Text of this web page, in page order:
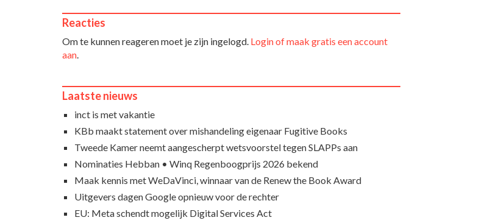
Reacties
Om te kunnen reageren moet je zijn ingelogd. Login of maak gratis een account
aan.
Laatste nieuws
inct is met vakantie
KBb maakt statement over mishandeling eigenaar Fugitive Books
Tweede Kamer neemt aangescherpt wetsvoorstel tegen SLAPPs aan
Nominaties Hebban • Winq Regenboogprijs 2026 bekend
Maak kennis met WeDaVinci, winnaar van de Renew the Book Award
Uitgevers dagen Google opnieuw voor de rechter
EU: Meta schendt mogelijk Digital Services Act